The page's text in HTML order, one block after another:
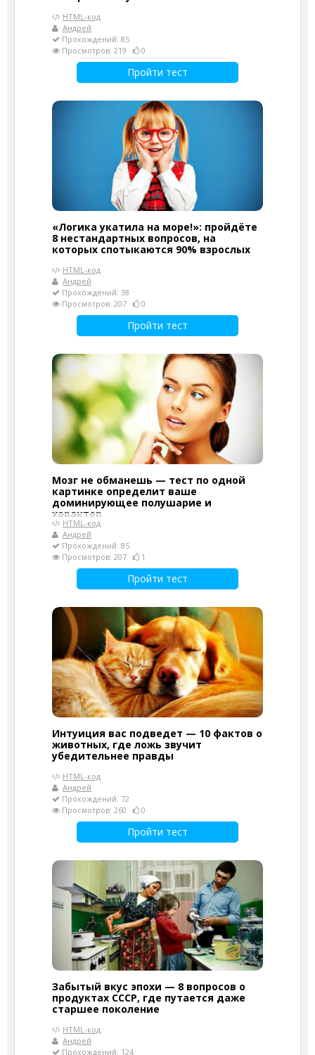
HTML-код
Андрей
Прохождений: 85
Просмотров: 219
0
Пройти тест
«Логика укатила на море!»: пройдёте
8 нестандартных вопросов, на
которых спотыкаются 90% взрослых
HTML-код
Андрей
Прохождений: 38
Просмотров: 207
0
Пройти тест
Мозг не обманешь — тест по одной
картинке определит ваше
доминирующее полушарие и
характер
HTML-код
Андрей
Прохождений: 85
Просмотров: 207
1
Пройти тест
Интуиция вас подведет — 10 фактов о
животных, где ложь звучит
убедительнее правды
HTML-код
Андрей
Прохождений: 72
Просмотров: 260
0
Пройти тест
Забытый вкус эпохи — 8 вопросов о
продуктах СССР, где путается даже
старшее поколение
HTML-код
Андрей
Прохождений: 124